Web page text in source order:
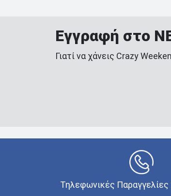
Εγγραφή στο
Γιατί να χάνεις Crazy
Τηλεφωνικές Παραγγελίες